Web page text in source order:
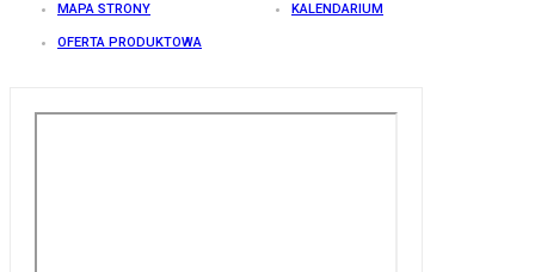
MAPA STRONY KALENDARIUM
OFERTA PRODUKTOWA